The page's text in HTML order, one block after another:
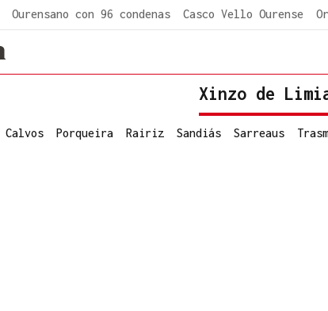
Ourensano con 96 condenas Casco Vello Ourense
Xinzo de
Calvos Porqueira Rairiz Sandiás Sarreaus